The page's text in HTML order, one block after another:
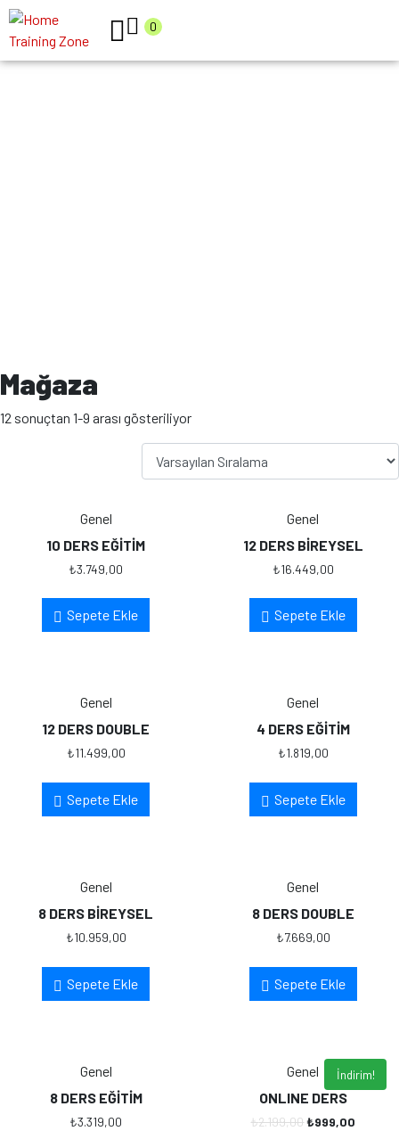
0
Mağaza
12 sonuçtan 1-9 arası gösteriliyor
Genel
10 DERS EĞİTİM
₺3.749,00
Sepete Ekle
Genel
12 DERS BİREYSEL
₺16.449,00
Sepete Ekle
Genel
12 DERS DOUBLE
₺11.499,00
Sepete Ekle
Genel
4 DERS EĞİTİM
₺1.819,00
Sepete Ekle
Genel
8 DERS BİREYSEL
₺10.959,00
Sepete Ekle
Genel
8 DERS DOUBLE
₺7.669,00
Sepete Ekle
Genel
8 DERS EĞİTİM
₺3.319,00
İndirim!
Genel
ONLINE DERS
₺2.199,00 ₺999,00